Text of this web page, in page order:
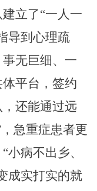
立了“一人一
导到心理疏
无巨细、一
平台，签约
还能通过远
急重症患者更
病不出乡、
成实打实的就